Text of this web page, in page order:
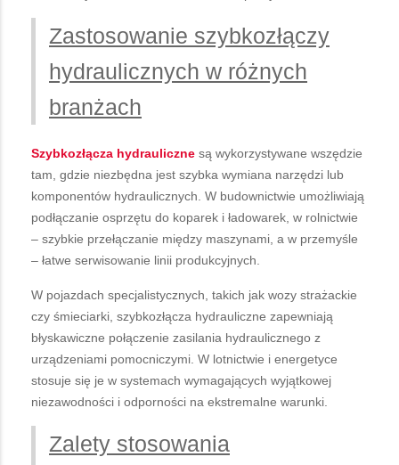
Zastosowanie szybkozłączy
hydraulicznych w różnych
branżach
Szybkozłącza hydrauliczne są wykorzystywane wszędzie
tam, gdzie niezbędna jest szybka wymiana narzędzi lub
komponentów hydraulicznych. W budownictwie umożliwiają
podłączanie osprzętu do koparek i ładowarek, w rolnictwie
– szybkie przełączanie między maszynami, a w przemyśle
– łatwe serwisowanie linii produkcyjnych.
W pojazdach specjalistycznych, takich jak wozy strażackie
czy śmieciarki, szybkozłącza hydrauliczne zapewniają
błyskawiczne połączenie zasilania hydraulicznego z
urządzeniami pomocniczymi. W lotnictwie i energetyce
stosuje się je w systemach wymagających wyjątkowej
niezawodności i odporności na ekstremalne warunki.
Zalety stosowania